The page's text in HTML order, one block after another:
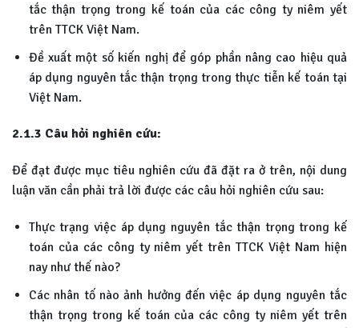
tắc thận trọng trong kế toán của các công ty niêm yết
trên TTCK Việt Nam.
Đề xuất một số kiến nghị để góp phần nâng cao hiệu quả
áp dụng nguyên tắc thận trọng trong thực tiễn kế toán tại
Việt Nam.
2.1.3 Câu hỏi nghiên cứu:
Để đạt được mục tiêu nghiên cứu đã đặt ra ở trên, nội dung
luận văn cần phải trả lời được các câu hỏi nghiên cứu sau:
Thực trạng việc áp dụng nguyên tắc thận trọng trong kế
toán của các công ty niêm yết trên TTCK Việt Nam hiện
nay như thế nào?
Các nhân tố nào ảnh hưởng đến việc áp dụng nguyên tắc
thận trọng trong kế toán của các công ty niêm yết trên